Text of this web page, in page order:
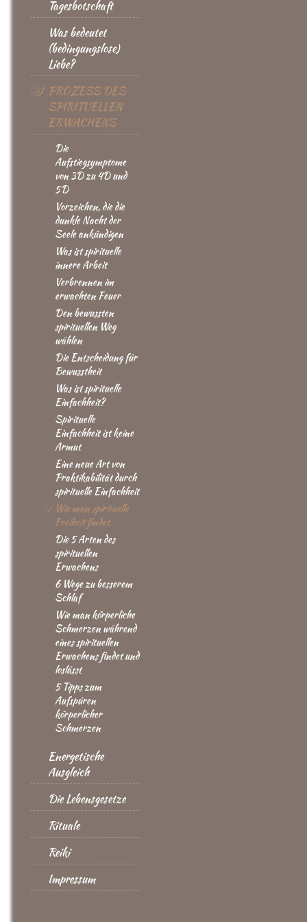
Tagesbotschaft
Was bedeutet
(bedingungslose)
Liebe?
PROZESS DES
SPIRITUELLEN
ERWACHENS
Die
Aufstiegsymptome
von 3D zu 4D und
5D
Vorzeichen, die die
dunkle Nacht der
Seele ankündigen
Was ist spirituelle
innere Arbeit
Verbrennen im
erwachten Feuer
Den bewussten
spirituellen Weg
wählen
Die Entscheidung für
Bewusstheit
Was ist spirituelle
Einfachheit?
Spirituelle
Einfachheit ist keine
Armut
Eine neue Art von
Praktikabilität durch
spirituelle Einfachheit
Wie man spirituelle
Freiheit findet
Die 5 Arten des
spirituellen
Erwachens
6 Wege zu besserem
Schlaf
Wie man körperliche
Schmerzen während
eines spirituellen
Erwachens findet und
loslässt
5 Tipps zum
Aufspüren
körperlicher
Schmerzen
Energetische
Ausgleich
Die Lebensgesetze
Rituale
Reiki
Impressum